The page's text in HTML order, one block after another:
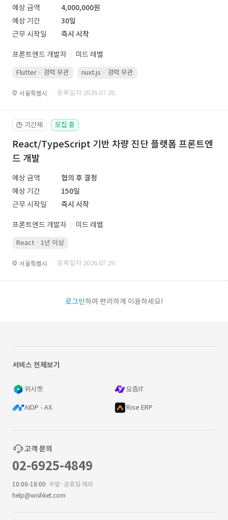
예상 금액
4,000,000원
예상 기간
30일
근무 시작일
즉시 시작
프론트엔드 개발자 미드 레벨
Flutter · 경력 무관 nuxt.js · 경력 무관
서울특별시 · 등록일자 2026.07.28.
🕒 기간제 모집 중
React/TypeScript 기반 차량 진단 플랫폼 프론트엔
드 개발
예상 금액
협의 후 결정
예상 기간
150일
근무 시작일
즉시 시작
프론트엔드 개발자 미드 레벨
React · 1년 이상
서울특별시 · 등록일자 2026.07.29.
로그인하여 편리하게 이용하세요!
서비스 전체보기
위시켓 요즘IT
AIDP - AX Rise ERP
고객 문의
02-6925-4849
10:00-18:00 주말·공휴일 제외
help@wishket.com